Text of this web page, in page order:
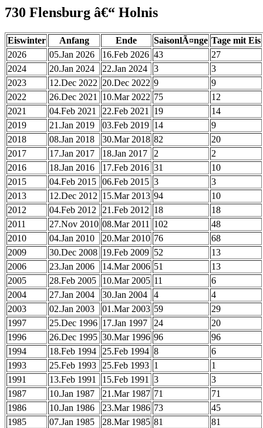
730 Flensburg â€“ Holnis
Eiswinter Anfang Ende SaisonlÃ¤nge Tage mit Eis
2026
05.Jan 2026 16.Feb 2026 43
27
2024
20.Jan 2024 22.Jan 2024 3
3
2023
12.Dec 2022 20.Dec 2022 9
9
2022
26.Dec 2021 10.Mar 2022 75
12
2021
04.Feb 2021 22.Feb 2021 19
14
2019
21.Jan 2019 03.Feb 2019 14
9
2018
08.Jan 2018 30.Mar 2018 82
20
2017
17.Jan 2017 18.Jan 2017 2
2
2016
18.Jan 2016 17.Feb 2016 31
10
2015
04.Feb 2015 06.Feb 2015 3
3
2013
12.Dec 2012 15.Mar 2013 94
10
2012
04.Feb 2012 21.Feb 2012 18
18
2011
27.Nov 2010 08.Mar 2011 102
48
2010
04.Jan 2010 20.Mar 2010 76
68
2009
30.Dec 2008 19.Feb 2009 52
13
2006
23.Jan 2006 14.Mar 2006 51
13
2005
28.Feb 2005 10.Mar 2005 11
6
2004
27.Jan 2004 30.Jan 2004 4
4
2003
02.Jan 2003 01.Mar 2003 59
29
1997
25.Dec 1996 17.Jan 1997 24
20
1996
26.Dec 1995 30.Mar 1996 96
96
1994
18.Feb 1994 25.Feb 1994 8
6
1993
25.Feb 1993 25.Feb 1993 1
1
1991
13.Feb 1991 15.Feb 1991 3
3
1987
10.Jan 1987 21.Mar 1987 71
71
1986
10.Jan 1986 23.Mar 1986 73
45
1985
07.Jan 1985 28.Mar 1985 81
81